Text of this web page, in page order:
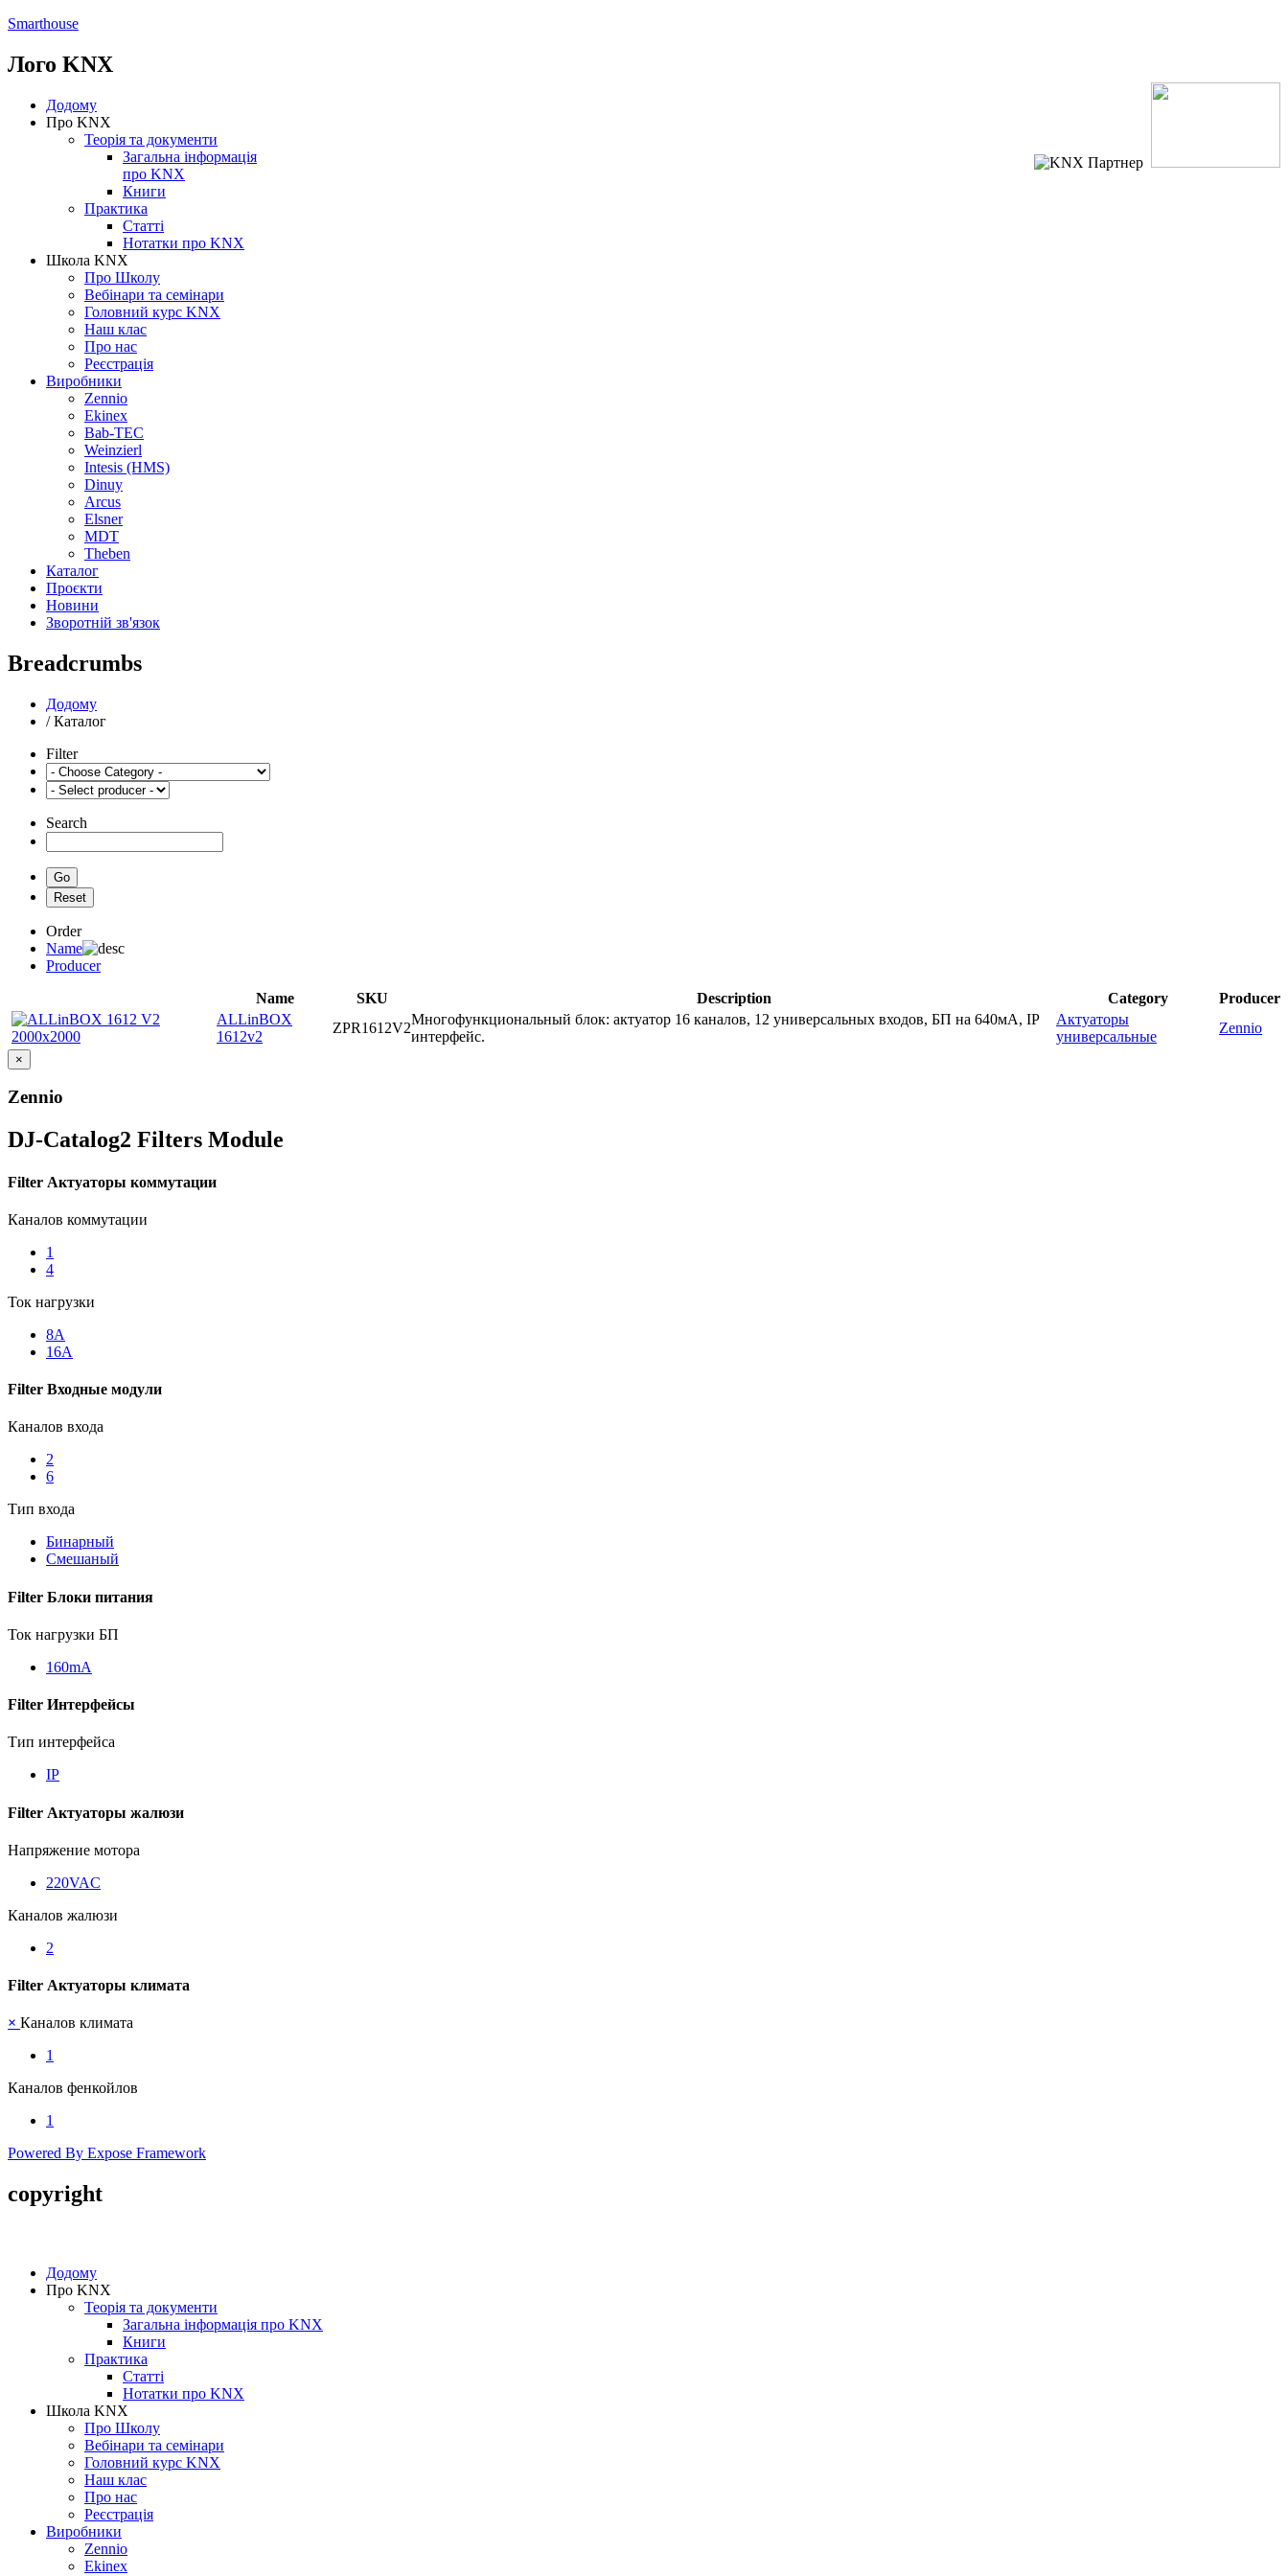
Smarthouse
Лого KNX
Додому
Про KNX
Теорія та документи
Загальна інформація
про KNX
Книги
Практика
Статті
Нотатки про KNХ
Школа KNX
Про Школу
Вебінари та семінари
Головний курс KNX
Наш клас
Про нас
Реєстрація
Виробники
Zennio
Ekinex
Bab-TEC
Weinzierl
Intesis (HMS)
Dinuy
Arcus
Elsner
MDT
Theben
Каталог
Проєкти
Новини
Зворотній зв'язок
Breadcrumbs
Додому
/ Каталог
Filter
Search
Order
Name
Producer
Name
SKU Description Category
Producer
ALLinBOX
1612v2
ZPR1612V2
Многофункциональный блок: актуатор 16 каналов, 12 универсальных входов, БП на 640мА, IP
интерфейс.
Актуаторы
универсальные
Zennio
×
Zennio
DJ-Catalog2 Filters Module
Filter Актуаторы коммутации
Каналов коммутации
1
4
Ток нагрузки
8А
16А
Filter Входные модули
Каналов входа
2
6
Тип входа
Бинарный
Смешаный
Filter Блоки питания
Ток нагрузки БП
160mА
Filter Интерфейсы
Тип интерфейса
IP
Filter Актуаторы жалюзи
Напряжение мотора
220VAC
Каналов жалюзи
2
Filter Актуаторы климата
× Каналов климата
1
Каналов фенкойлов
1
Powered By Expose Framework
copyright
Додому
Про KNX
Теорія та документи
Загальна інформація про KNX
Книги
Практика
Статті
Нотатки про KNХ
Школа KNX
Про Школу
Вебінари та семінари
Головний курс KNX
Наш клас
Про нас
Реєстрація
Виробники
Zennio
Ekinex